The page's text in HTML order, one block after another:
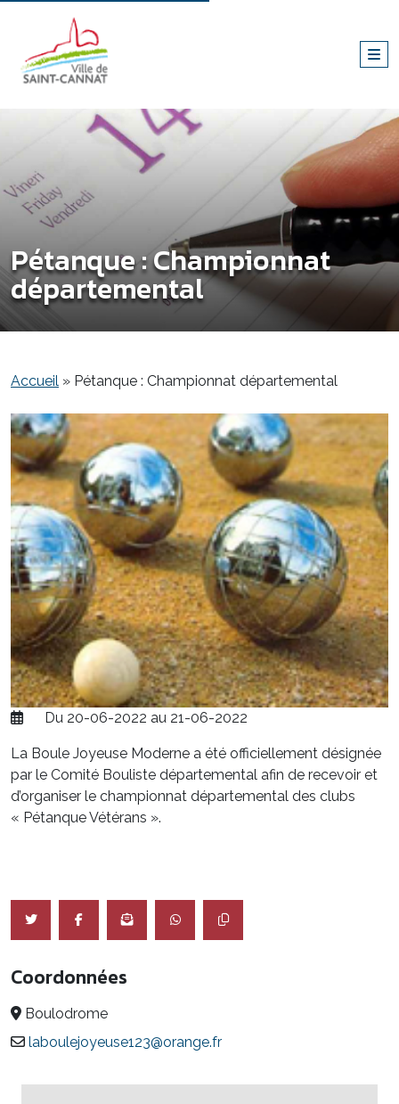
Pétanque : Championnat
départemental
Accueil » Pétanque : Championnat départemental
Du 20-06-2022 au 21-06-2022
La Boule Joyeuse Moderne a été officiellement désignée
par le Comité Bouliste départemental afin de recevoir et
d’organiser le championnat départemental des clubs
« Pétanque Vétérans ».
Coordonnées
Boulodrome
laboulejoyeuse123@orange.fr